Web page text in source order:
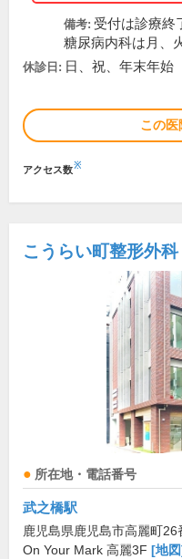
備考: 受付は診療終
糖尿病内科は月、
休診日: 日、祝、年末年始
この医
アクセス数※
こうらい町整形外科
所在地・電話番号
武之橋駅
鹿児島県鹿児島市高麗町26
On Your Mark 高麗3F [地